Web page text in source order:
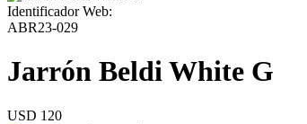
Identificador Web:
ABR23-029
Jarrón Beldi White G
USD 120